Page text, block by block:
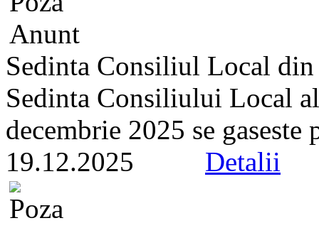
Sedinta Consiliul Local
Sedinta Consiliului Local
decembrie 2025 se
19.12.2025 Detalii